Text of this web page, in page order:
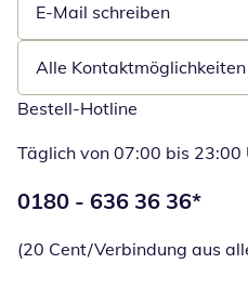
E-Mail schreiben
Öffnet E-Mail-Client
Alle Kontaktmöglichkeiten
Bestell-Hotline
Täglich von 07:00 bis 23:00
Telefonnummer:
0180 - 636 36 36*
(20 Cent/Verbindung aus